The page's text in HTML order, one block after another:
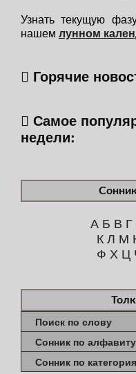
Узнать текущую
нашем лунном
Горячие
Самое
недели:
А Б В Г
К Л М
Ф Х Ц
Поиск по слову
Сонник по алфавиту
Сонник по